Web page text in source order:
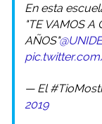
En esta
"TE VAMOS A
AÑOS"
— El
2019